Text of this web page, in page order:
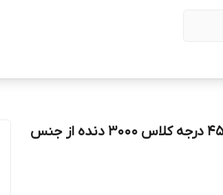
زانو 1 اینچ فشار قوی دنده 45 درجه کلاس 3000 دنده از جنس